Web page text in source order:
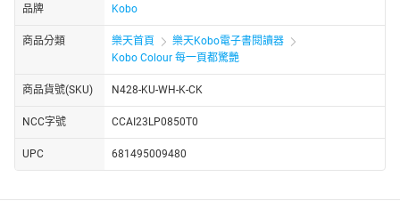
品牌 Kobo
商品分類 樂天首頁
樂天Kobo電子書閱讀器
Kobo Colour 每一頁都驚艷
商品貨號(SKU) N428-KU-WH-K-CK
NCC字號 CCAI23LP0850T0
UPC 681495009480